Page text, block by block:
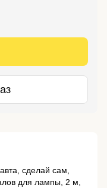
сделай сам,
для лампы, 2 м,